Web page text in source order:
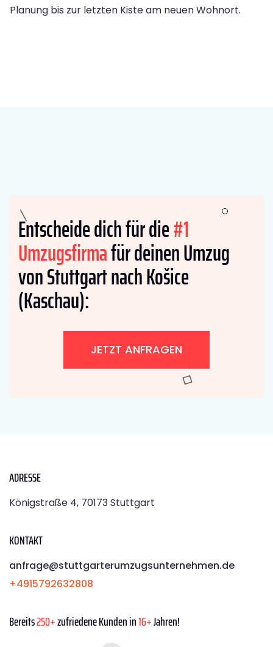
Planung bis zur letzten Kiste am neuen Wohnort.
Entscheide dich für die#1
Umzugsfirmafür deinen Umzug
von Stuttgart nach Košice
(Kaschau):
JETZT ANFRAGEN
ADRESSE
Königstraße 4, 70173 Stuttgart
KONTAKT
anfrage@stuttgarterumzugsunternehmen.de
+4915792632808
Bereits250+zufriedene Kunden in16+Jahren!